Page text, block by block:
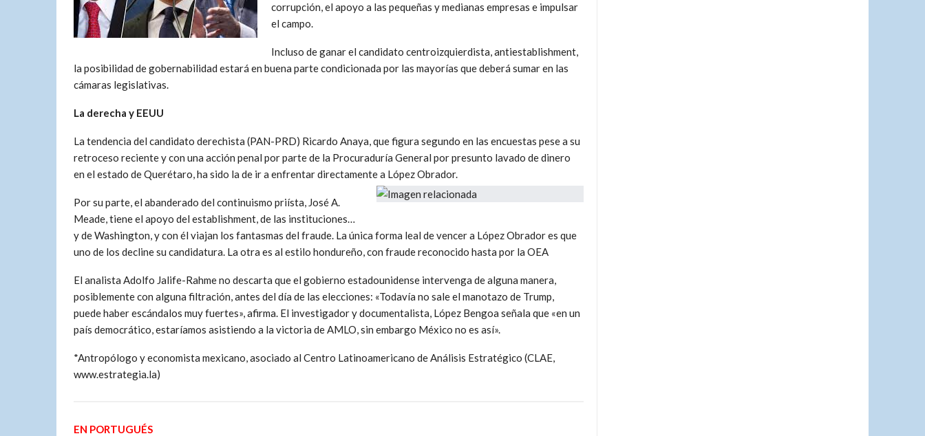
corrupción, el apoyo a las pequeñas y medianas empresas e impulsar
el campo.
Incluso de ganar el candidato centroizquierdista, antiestablishment,
la posibilidad de gobernabilidad estará en buena parte condicionada por las mayorías que deberá sumar en las
cámaras legislativas.
La derecha y EEUU
La tendencia del candidato derechista (PAN-PRD) Ricardo Anaya, que figura segundo en las encuestas pese a su
retroceso reciente y con una acción penal por parte de la Procuraduría General por presunto lavado de dinero
en el estado de Querétaro, ha sido la de ir a enfrentar directamente a López Obrador.
Por su parte, el abanderado del continuismo priísta, José A.
Meade, tiene el apoyo del establishment, de las instituciones…
y de Washington, y con él viajan los fantasmas del fraude. La única forma leal de vencer a López Obrador es que
uno de los decline su candidatura. La otra es al estilo hondureño, con fraude reconocido hasta por la OEA
El analista Adolfo Jalife-Rahme no descarta que el gobierno estadounidense intervenga de alguna manera,
posiblemente con alguna filtración, antes del día de las elecciones: «Todavía no sale el manotazo de Trump,
puede haber escándalos muy fuertes», afirma. El investigador y documentalista, López Bengoa señala que «en un
país democrático, estaríamos asistiendo a la victoria de AMLO, sin embargo México no es así».
*Antropólogo y economista mexicano, asociado al Centro Latinoamericano de Análisis Estratégico (CLAE,
www.estrategia.la)
EN PORTUGUÉS